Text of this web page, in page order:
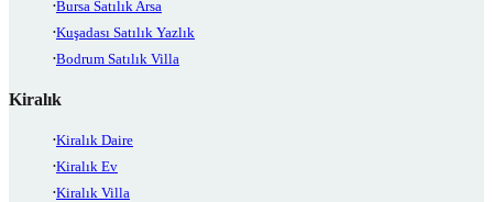
Bursa Satılık Arsa
Kuşadası Satılık Yazlık
Bodrum Satılık Villa
Kiralık
Kiralık Daire
Kiralık Ev
Kiralık Villa